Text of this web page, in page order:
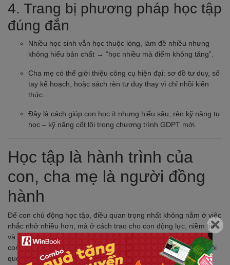
4. Trang bị phương pháp học tập
đúng đắn
Nhiều học sinh vẫn học thuộc lòng, làm đề nhiều nhưng
không hiểu bản chất → “học nhiều mà điểm không tăng”.
Cha mẹ có thể giới thiệu công cụ hiện đại: sơ đồ tư duy, sổ
tay kế hoạch, hoặc sách rèn tư duy thay vì chỉ nhồi kiến
thức.
Đây là cách giúp con học ít nhưng hiểu sâu, rèn kỹ năng tự
học – kỹ năng cốt lõi trong chương trình GDPT mới.
Học tập là hành trình của
con, cha mẹ là người đồng
hành
Để con chủ động học tập, điều quan trọng nhất không nằm ở việc
nhắc nhở nhiều hơn, mà ở cách trao cho con động lực, niềm tin
và phương pháp học đúng. Khi có nền tảng tư duy vững chắc,
con không chỉ học tốt để vượt qua kỳ thi, mà còn hình thành thói
quen học suốt đời.